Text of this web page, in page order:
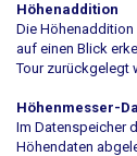
Höhenaddition
Die Höhenaddition
auf einen Blick
Tour zurückgelegt
Höhenmesser-
Im Datenspeicher
Höhendaten